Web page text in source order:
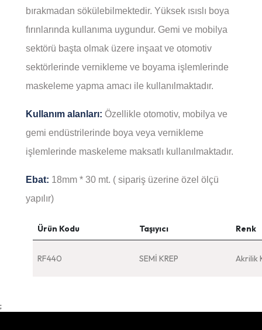
bırakmadan sökülebilmektedir. Yüksek ısıslı boya
fırınlarında kullanıma uygundur. Gemi ve mobilya
sektörü başta olmak üzere inşaat ve otomotiv
sektörlerinde vernikleme ve boyama işlemlerinde
maskeleme yapma amacı ile kullanılmaktadır.
Kullanım alanları: Özellikle otomotiv, mobilya ve
gemi endüstrilerinde boya veya vernikleme
işlemlerinde maskeleme maksatlı kullanılmaktadır.
Ebat: 18mm * 30 mt. ( sipariş üzerine özel ölçü
yapılır)
Ürün Kodu Taşıyıcı Renk
RF440 SEMİ KREP Akrilik
;